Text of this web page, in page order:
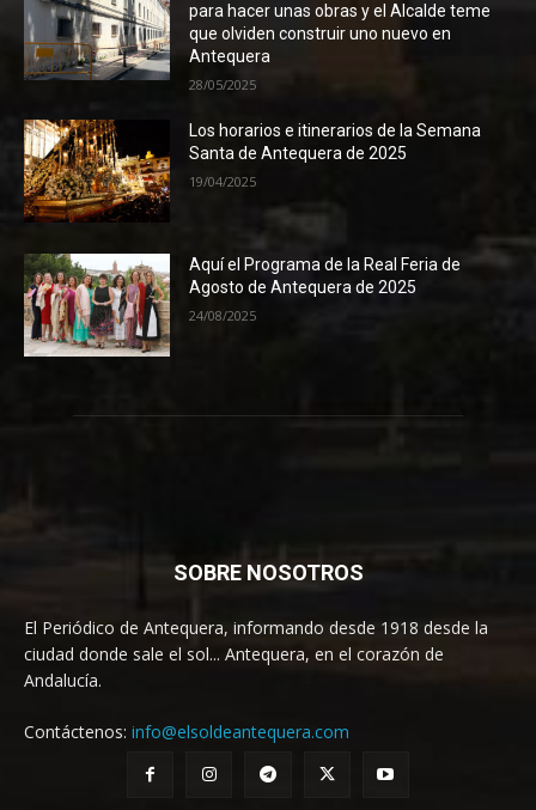
para hacer unas obras y el Alcalde teme
que olviden construir uno nuevo en
Antequera
28/05/2025
Los horarios e itinerarios de la Semana
Santa de Antequera de 2025
19/04/2025
Aquí el Programa de la Real Feria de
Agosto de Antequera de 2025
24/08/2025
SOBRE NOSOTROS
El Periódico de Antequera, informando desde 1918 desde la
ciudad donde sale el sol... Antequera, en el corazón de
Andalucía.
Contáctenos: info@elsoldeantequera.com